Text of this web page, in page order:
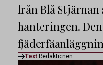
från Blå
hanteringen.
Text Redaktionen